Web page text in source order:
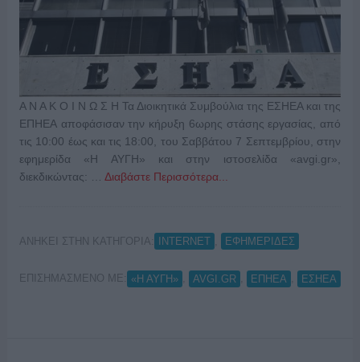
Α Ν Α Κ Ο Ι Ν Ω Σ Η Τα Διοικητικά Συμβούλια της ΕΣΗΕΑ και της
ΕΠΗΕΑ αποφάσισαν την κήρυξη 6ωρης στάσης εργασίας, από
τις 10:00 έως και τις 18:00, του Σαββάτου 7 Σεπτεμβρίου, στην
εφημερίδα «Η ΑΥΓΗ» και στην ιστοσελίδα «avgi.gr»,
διεκδικώντας: … Διαβάστε Περισσότερα...
ΑΝΗΚΕΙ ΣΤΗΝ ΚΑΤΗΓΟΡΙΑ: INTERNET ΕΦΗΜΕΡΙΔΕΣ
ΕΠΙΣΗΜΑΣΜΕΝΟ ΜΕ: «Η ΑΥΓΗ» AVGI.GR ΕΠΗΕΑ ΕΣΗΕΑ